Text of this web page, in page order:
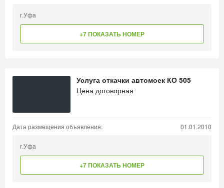
г.Уфа
+7 ПОКАЗАТЬ НОМЕР
Услуга откачки автомоек КО 505
Цена договорная
Дата размещения объявления: 01.01.2010
г.Уфа
+7 ПОКАЗАТЬ НОМЕР